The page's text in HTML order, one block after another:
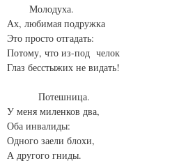
Молодуха.
Ах, любимая подружка
Это просто отгадать:
Потому, что из-под челок
Глаз бесстыжих не видать!
Потешница.
У меня миленков два,
Оба инвалиды:
Одного заели блохи,
А другого гниды.